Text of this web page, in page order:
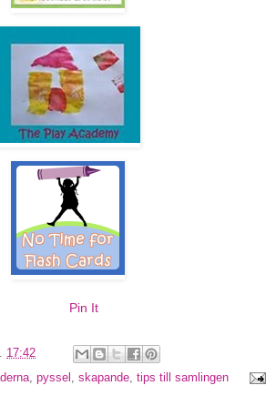
Pin It
17:42
, pyssel , skapande, tips till samlingen